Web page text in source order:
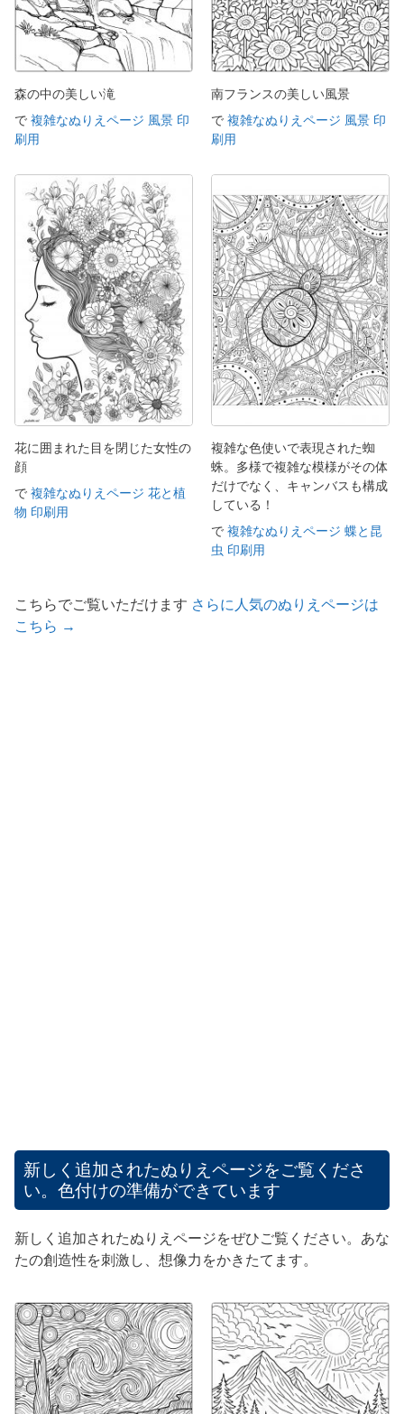
森の中の美しい滝
で 複雑なぬりえページ 風景 印
刷用
南フランスの美しい風景
で 複雑なぬりえページ 風景 印
刷用
花に囲まれた目を閉じた女性の
顔
で 複雑なぬりえページ 花と植
物 印刷用
複雑な色使いで表現された蜘
蛛。多様で複雑な模様がその体
だけでなく、キャンバスも構成
している！
で 複雑なぬりえページ 蝶と昆
虫 印刷用
こちらでご覧いただけます さらに人気のぬりえページは
こちら →
新しく追加されたぬりえページをご覧くださ
い。色付けの準備ができています
新しく追加されたぬりえページをぜひご覧ください。あな
たの創造性を刺激し、想像力をかきたてます。